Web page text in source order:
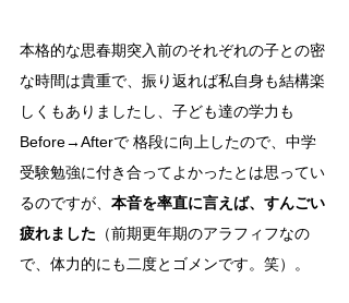
本格的な思春期突入前のそれぞれの子との密
な時間は貴重で、振り返れば私自身も結構楽
しくもありましたし、子ども達の学力も
Before→Afterで 格段に向上したので、中学
受験勉強に付き合ってよかったとは思ってい
るのですが、 本音を率直に言えば、すんごい
疲れました （前期更年期のアラフィフなの
で、体力的にも二度とゴメンです。笑）。